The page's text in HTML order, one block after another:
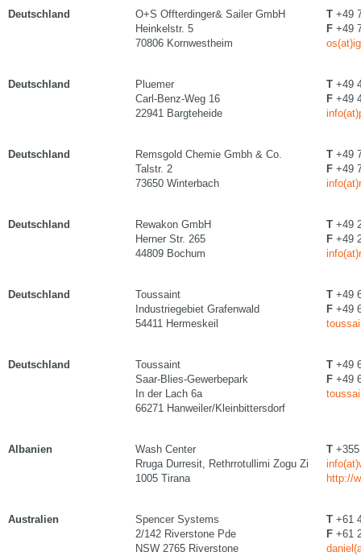
Deutschland
O+S Offterdinger& Sailer GmbH
Heinkelstr. 5
70806 Kornwestheim
T +49
F +49
Deutschland
Pluemer
Carl-Benz-Weg 16
22941 Bargteheide
T +49
F +49
Deutschland
Remsgold Chemie Gmbh & Co.
Talstr. 2
73650 Winterbach
T +49
F +49
Deutschland
Rewakon GmbH
Herner Str. 265
44809 Bochum
T +49
F +49
Deutschland
Toussaint
Industriegebiet Grafenwald
54411 Hermeskeil
T +49
F +49
Deutschland
Toussaint
Saar-Blies-Gewerbepark
In der Lach 6a
66271 Hanweiler/Kleinbittersdorf
T +49
F +49
Albanien
Wash Center
Rruga Durresit, Rethrrotullimi Zogu Zi
1005 Tirana
T
http://
Australien
Spencer Systems
2/142 Riverstone Pde
NSW 2765 Riverstone
T +61
F +61